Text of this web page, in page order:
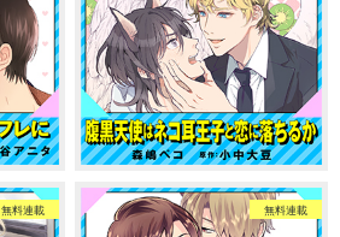
無料連載 無料連載